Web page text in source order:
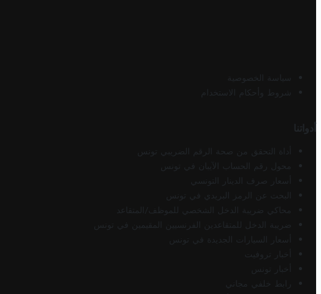
سياسة الخصوصية
شروط وأحكام الاستخدام
أدواتنا
أداة التحقق من صحة الرقم الضريبي تونس
محول رقم الحساب الآيبان في تونس
أسعار صرف الدينار التونسي
البحث عن الرمز البريدي في تونس
محاكي ضريبة الدخل الشخصي للموظف/المتقاعد
ضريبة الدخل للمتقاعدين الفرنسيين المقيمين في تونس
أسعار السيارات الجديدة في تونس
أخبار تروفيت
أخبار تونس
رابط خلفي مجاني